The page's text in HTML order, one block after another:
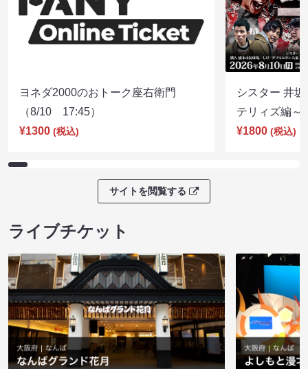
ヨネダ2000のおトーク座右衛門
（8/10 17:45）
¥1300 (税込)
シスター 井
テリィズ編
¥1800 (税込)
サイトを閲覧する
ライブチケット